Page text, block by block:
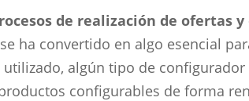
de realización de ofertas
ha convertido en algo esencial
algún tipo de configurador
configurables de forma